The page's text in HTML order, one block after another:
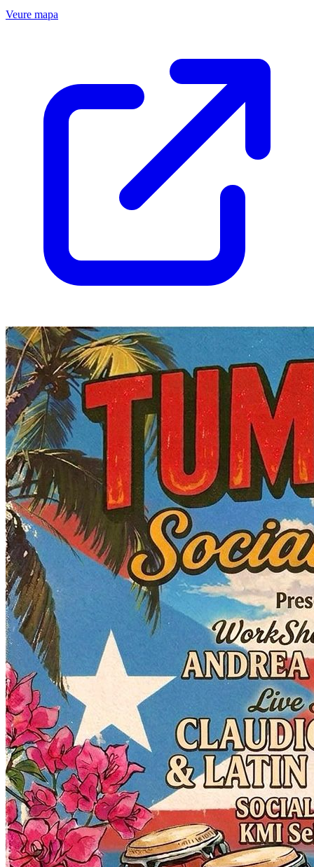
Veure mapa